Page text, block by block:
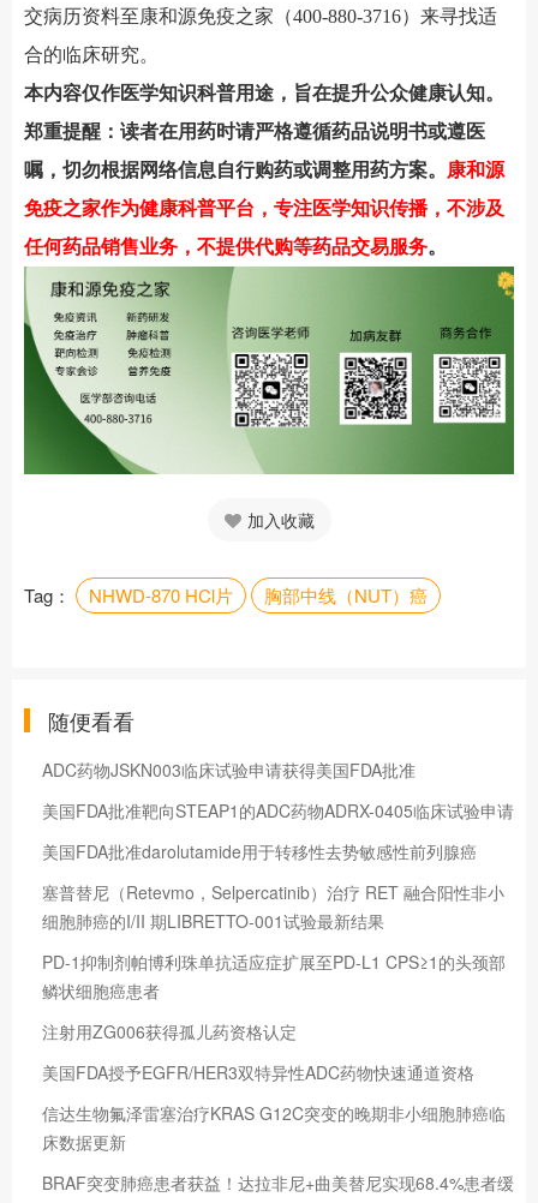
交病历资料至康和源免疫之家（400-880-3716）来寻找适
合的临床研究。
本内容仅作医学知识科普用途，旨在提升公众健康认知。
郑重提醒：读者在用药时请严格遵循药品说明书或遵医
嘱，切勿根据网络信息自行购药或调整用药方案。
康和源
免疫之家作为健康科普平台，专注医学知识传播，不涉及
任何药品销售业务，不提供代购等药品交易服务。
加入收藏
Tag： NHWD-870 HCl片 胸部中线（NUT）癌
随便看看
ADC药物JSKN003临床试验申请获得美国FDA批准
美国FDA批准靶向STEAP1的ADC药物ADRX-0405临床试验申请
美国FDA批准darolutamide用于转移性去势敏感性前列腺癌
塞普替尼（Retevmo，Selpercatinib）治疗 RET 融合阳性非小
细胞肺癌的I/II 期LIBRETTO-001试验最新结果
PD-1抑制剂帕博利珠单抗适应症扩展至PD-L1 CPS≥1的头颈部
鳞状细胞癌患者
注射用ZG006获得孤儿药资格认定
美国FDA授予EGFR/HER3双特异性ADC药物快速通道资格
信达生物氟泽雷塞治疗KRAS G12C突变的晚期非小细胞肺癌临
床数据更新
BRAF突变肺癌患者获益！达拉非尼+曲美替尼实现68.4%患者缓